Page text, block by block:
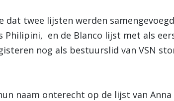
dat twee lijsten werden
Philipini, en de Blanco lijst met als
nog als bestuurslid van VSN
naam onterecht op de lijst van